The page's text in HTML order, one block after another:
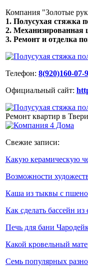
Компания "Золотые
1. Полусухая стяжка
2. Механизированная
3. Ремонт и отделка
Телефон: 8(920)160-07-
Официальный сайт:
Ремонт квартир в
Свежие записи:
Какую керамическую
Возможности
Каша из тыквы с
Как сделать бассейн
Печь для бани
Какой кровельный
Семь популярных